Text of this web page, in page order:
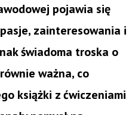
pojawia się
zainteresowania i
świadoma troska o
ważna, co
książki z ćwiczeniami